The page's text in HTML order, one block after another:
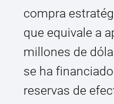
compra
que equivale a
millones de
se ha
reservas de